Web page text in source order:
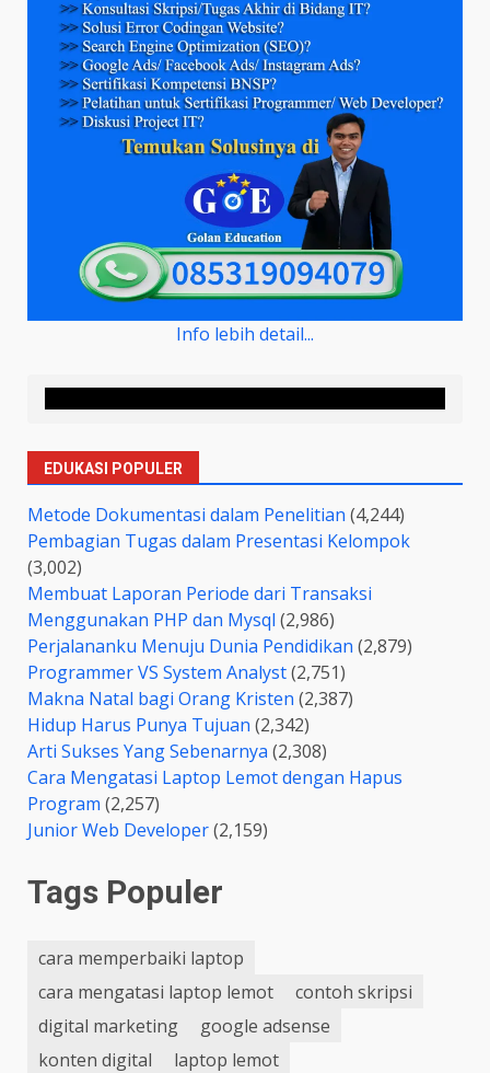
Info lebih detail...
EDUKASI POPULER
Metode Dokumentasi dalam Penelitian (4,244)
Pembagian Tugas dalam Presentasi Kelompok
(3,002)
Membuat Laporan Periode dari Transaksi
Menggunakan PHP dan Mysql (2,986)
Perjalananku Menuju Dunia Pendidikan (2,879)
Programmer VS System Analyst(2,751)
Makna Natal bagi Orang Kristen (2,387)
Hidup Harus Punya Tujuan (2,342)
Arti Sukses Yang Sebenarnya (2,308)
Cara Mengatasi Laptop Lemot dengan Hapus
Program (2,257)
Junior Web Developer(2,159)
Tags Populer
cara memperbaiki laptop
cara mengatasi laptop lemot
contoh skripsi
digital marketing
google adsense
konten digital
laptop lemot